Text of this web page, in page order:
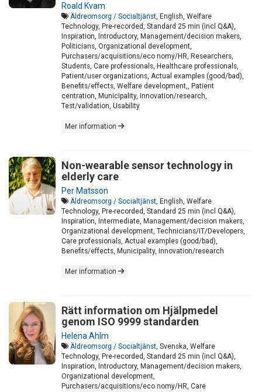
Roald Kvam
Äldreomsorg / Socialtjänst, English, Welfare
Technology, Pre-recorded, Standard 25 min (incl Q&A),
Inspiration, Introductory, Management/decision makers,
Politicians, Organizational development,
Purchasers/acquisitions/eco nomy/HR, Researchers,
Students, Care professionals, Healthcare professionals,
Patient/user organizations, Actual examples (good/bad),
Benefits/effects, Welfare development,, Patient
centration, Municipality, Innovation/research,
Test/validation, Usability
Mer information
Non-wearable sensor technology in
elderly care
Per Matsson
Äldreomsorg / Socialtjänst, English, Welfare
Technology, Pre-recorded, Standard 25 min (incl Q&A),
Inspiration, Intermediate, Management/decision makers,
Organizational development, Technicians/IT/Developers,
Care professionals, Actual examples (good/bad),
Benefits/effects, Municipality, Innovation/research
Mer information
Rätt information om Hjälpmedel
genom ISO 9999 standarden
Helena Ahlm
Äldreomsorg / Socialtjänst, Svenska, Welfare
Technology, Pre-recorded, Standard 25 min (incl Q&A),
Inspiration, Introductory, Management/decision makers,
Organizational development,
Purchasers/acquisitions/eco nomy/HR, Care